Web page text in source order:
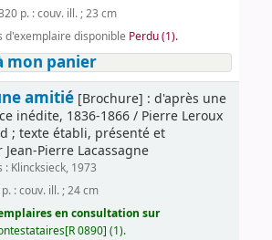
p. : couv. ill. ; 23 cm
d'exemplaire disponible Perdu (1).
mon panier
amitié[Brochure] : d'après une
inédite, 1836-1866 / Pierre Leroux
; texte établi, présenté et
Pierre Lacassagne
: Klincksieck, 1973
: couv. ill. ; 24 cm
en consultation sur
0890] (1).